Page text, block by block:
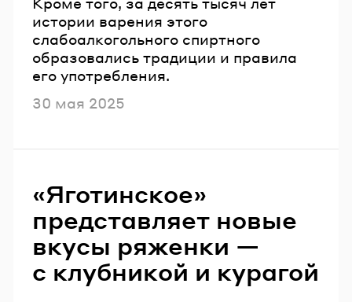
истории варения этого
слабоалкогольного спиртного
образовались традиции и правила
его употребления.
Опубликовано
30 мая 2025
«Яготинское»
представляет новые
вкусы ряженки —
с клубникой и курагой